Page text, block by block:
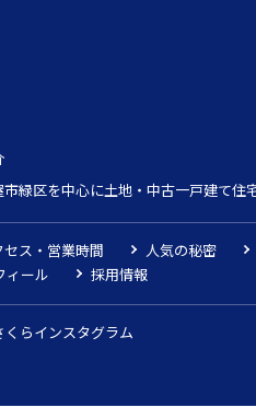
緑区を中心に土地・中古一戸建て
セス・営業時間
人気の秘密
ィール
採用情報
くらインスタグラム